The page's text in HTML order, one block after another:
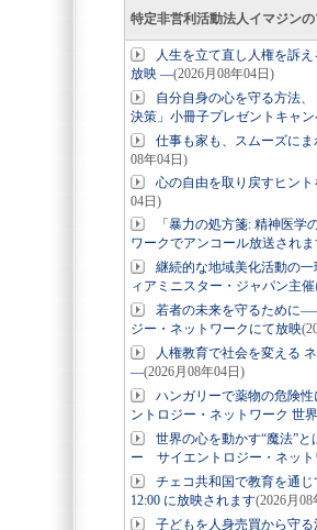
特定非営利活動法人イマジン
人生を立て直し人権を訴
放映 ―(2026月08年04日)
自分自身の心を守る方法
決策」小冊子プレゼントキャン
仕事も家も、スムーズに
08年04日)
心の自由を取り戻すヒン
04日)
「暴力の処方箋: 精神医
ワークでアンコール放送され
継続的な地域美化活動の
ィアミニスター・ジャパン主
若者の未来を守るために
ジー・ネットワークにて放映
人権教育で社会を変える
―(2026月08年04日)
ハンガリーで薬物の危険
ントロジー・ネットワーク
世界の心を動かす“魔法”
ー サイエントロジー・ネット
チェコ共和国で教育を通
12:00 に放映されます(2026月08
子どもを人身売買から守